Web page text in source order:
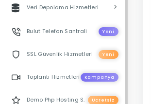
Veri Depolama Hizmetleri
Bulut Telefon Santrali Yeni
SSL Güvenlik Hizmetleri Yeni
Toplantı Hizmetleri Kampanya
Demo Php Hosting S. Ücretsiz